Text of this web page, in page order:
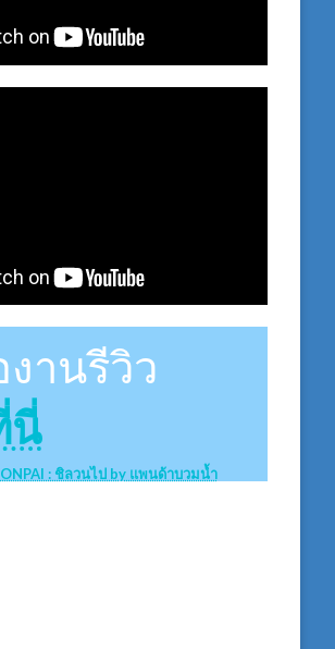
านรีวิว
นี่
: ชิลวนไป by แพนด้าบวมน้ำ